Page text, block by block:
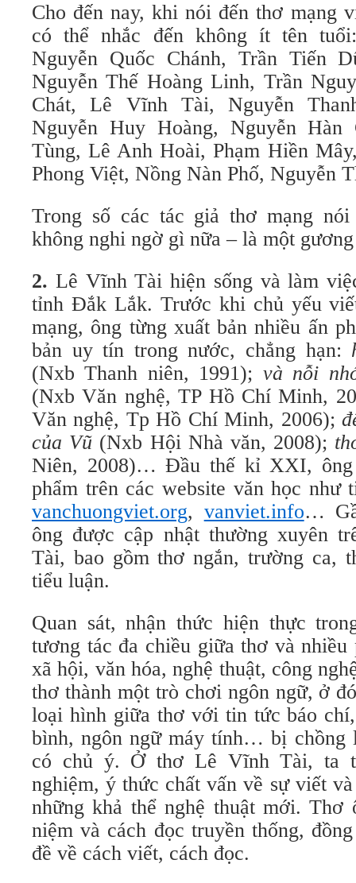
Cho đến nay, khi nói đến thơ mạng
có thể nhắc đến không ít tên
Nguyễn Quốc Chánh, Trần Tiến
Nguyễn Thế Hoàng Linh, Trần
Chát, Lê Vĩnh Tài, Nguyễn
Nguyễn Huy Hoàng, Nguyễn Hàn
Tùng, Lê Anh Hoài, Phạm Hiền
Phong Việt, Nồng Nàn Phố, Nguyễn
Trong số các tác giả thơ mạng
không nghi ngờ gì nữa – là một
2. Lê Vĩnh Tài hiện sống và làm
tỉnh Đắk Lắk. Trước khi chủ yếu
mạng, ông từng xuất bản nhiều ấn
bản uy tín trong nước, chẳng hạn:
(Nxb Thanh niên, 1991); và nỗi
(Nxb Văn nghệ, TP Hồ Chí Minh,
Văn nghệ, Tp Hồ Chí Minh, 2006);
của Vũ (Nxb Hội Nhà văn, 2008);
Niên, 2008)… Đầu thế kỉ XXI, ông
phẩm trên các website văn học như
vanchuongviet.org, vanviet.info…
ông được cập nhật thường xuyên
Tài, bao gồm thơ ngắn, trường ca,
tiểu luận.
Quan sát, nhận thức hiện thực
tương tác đa chiều giữa thơ và nhiều
xã hội, văn hóa, nghệ thuật, công
thơ thành một trò chơi ngôn ngữ, ở
loại hình giữa thơ với tin tức báo
bình, ngôn ngữ máy tính… bị chồng
có chủ ý. Ở thơ Lê Vĩnh Tài, ta
nghiệm, ý thức chất vấn về sự viết
những khả thể nghệ thuật mới. Thơ
niệm và cách đọc truyền thống,
đề về cách viết, cách đọc.